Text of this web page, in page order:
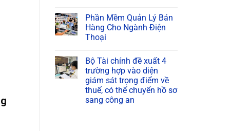
Phần Mềm Quản Lý Bán
Hàng Cho Ngành Điện
Thoại
Bộ Tài chính đề xuất 4
trường hợp vào diện
giám sát trọng điểm về
thuế, có thể chuyển hồ sơ
sang công an